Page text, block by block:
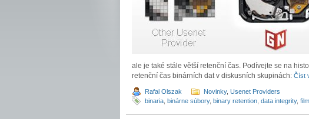
ale je také stále větší retenční čas. Podívejte se na
retenční čas binárních dat v diskusních skupinách: Číst
Rafal Olszak Novinky, Usenet Providers
binaria binárne súbory, binary retention data integrity,